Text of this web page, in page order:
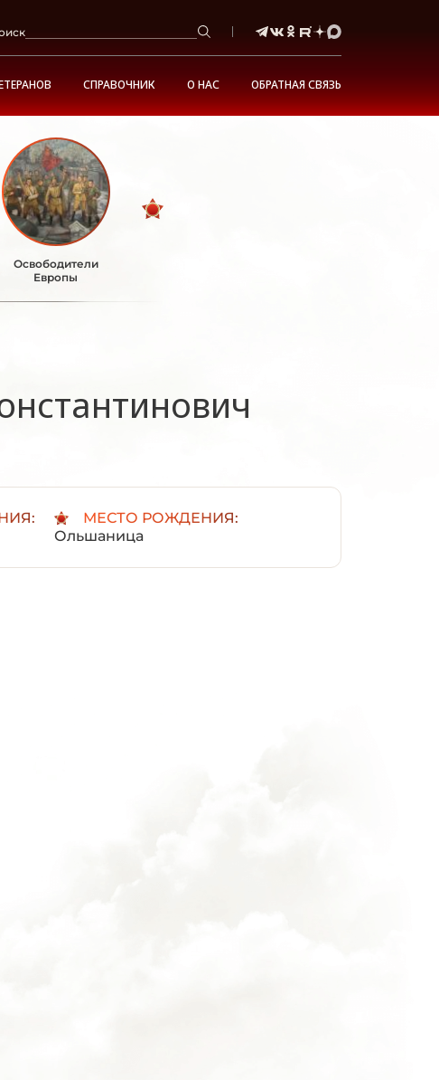
СПРАВОЧНИК О НАС ОБРАТНАЯ СВЯЗЬ
Освободители
Европы
МЕСТО РОЖДЕНИЯ:
Ольшаница